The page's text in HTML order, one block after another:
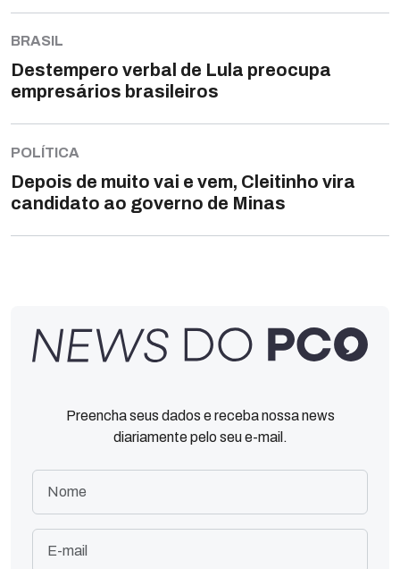
BRASIL
Destempero verbal de Lula preocupa
empresários brasileiros
POLÍTICA
Depois de muito vai e vem, Cleitinho vira
candidato ao governo de Minas
Preencha seus dados e receba nossa news
diariamente pelo seu e-mail.